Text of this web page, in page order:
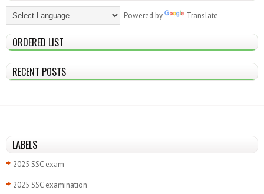
Powered by Translate
ORDERED LIST
RECENT POSTS
LABELS
2025 SSC exam
2025 SSC examination